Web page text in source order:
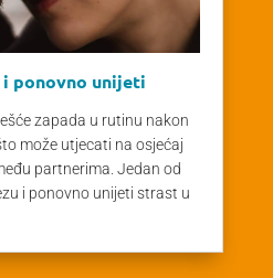
ponovno unijeti
zapada u rutinu nakon
može utjecati na osjećaj
partnerima. Jedan od
i ponovno unijeti strast u